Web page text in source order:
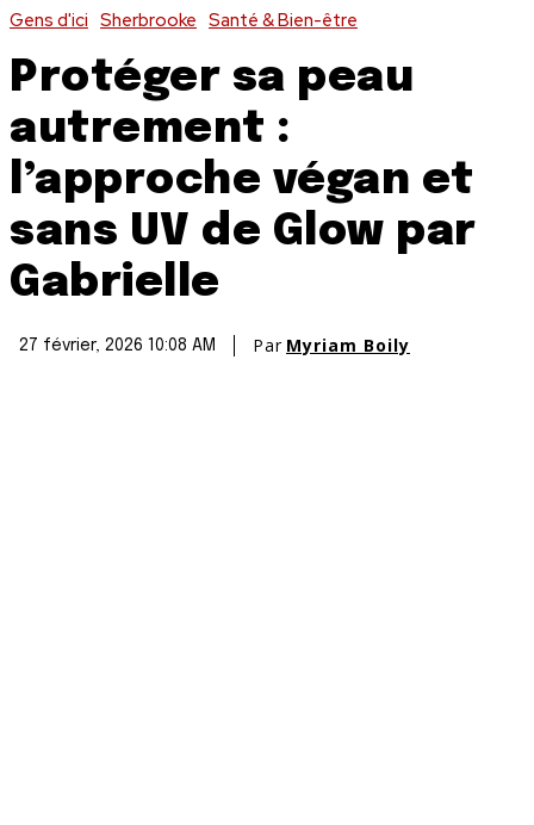
Gens d'ici Sherbrooke Santé & Bien-être
Protéger sa peau
autrement :
l’approche végan et
sans UV de Glow par
Gabrielle
27 février, 2026 10:08 AM Par Myriam Boily